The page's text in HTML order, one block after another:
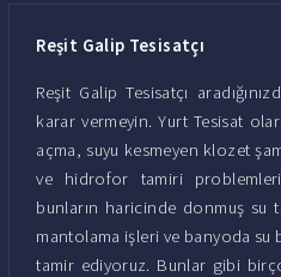
Reşit Galip Tesisatçı
Reşit Galip Tesisatçı
karar vermeyin. Yurt Tesisat
açma, suyu kesmeyen klozet
ve hidrofor tamiri
bunların haricinde donmuş su
mantolama işleri ve banyoda
tamir ediyoruz. Bunlar gibi